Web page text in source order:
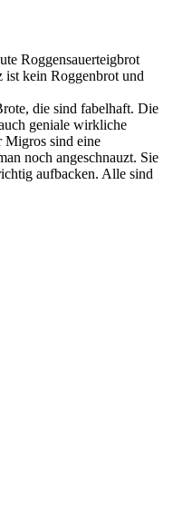
Roggensauerteigbrot
ist kein Roggenbrot und
die sind fabelhaft. Die
geniale wirkliche
Migros sind eine
noch angeschnauzt. Sie
aufbacken. Alle sind